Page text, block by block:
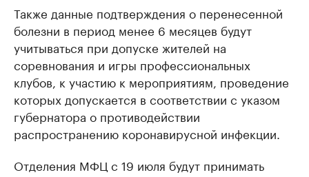
Также данные подтверждения о перенесенной
болезни в период менее 6 месяцев будут
учитываться при допуске жителей на
соревнования и игры профессиональных
клубов, к участию к мероприятиям, проведение
которых допускается в соответствии с указом
губернатора о противодействии
распространению коронавирусной инфекции.
Отделения МФЦ с 19 июля будут принимать